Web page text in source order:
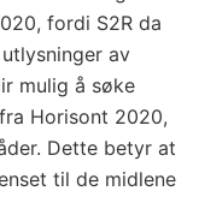
fordi S2R da
av
mulig å søke
Horisont 2020,
Dette betyr at
til de midlene